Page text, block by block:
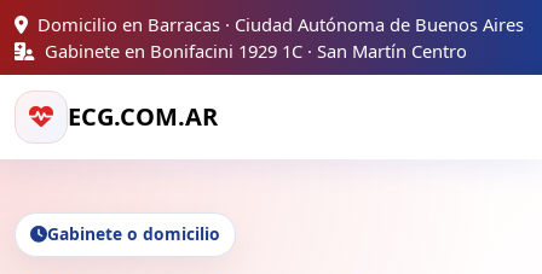
Domicilio en Barracas · Ciudad Autónoma de Buenos Aires
Gabinete en Bonifacini 1929 1C · San Martín Centro
ECG.COM.AR
Gabinete o domicilio